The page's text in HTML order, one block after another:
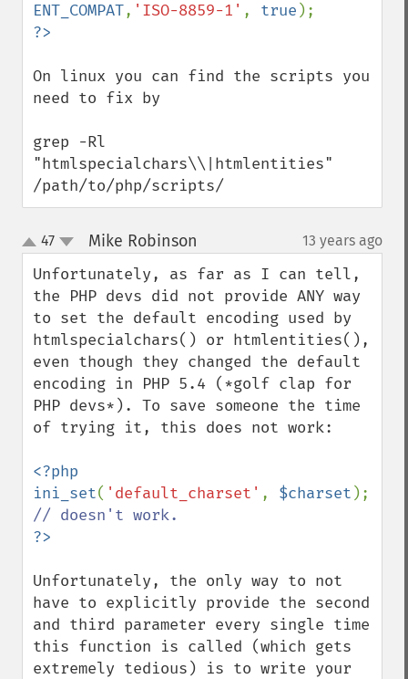
ENT_COMPAT, 'ISO-8859-1' , true
?>
On linux you can find the scripts you
need to fix by
grep -Rl
"htmlspecialchars\\|htmlentities"
/path/to/php/scripts/
up
down
47 Mike Robinson 13 years ago
Unfortunately, as far as I can tell,
the PHP devs did not provide ANY way
to set the default encoding used by
htmlspecialchars() or htmlentities(),
even though they changed the default
encoding in PHP 5.4 (*golf clap for
PHP devs*). To save someone the time
of trying it, this does not work:
<?php
ini_set( 'default_charset' , $charset
Unfortunately, the only way to not
have to explicitly provide the second
and third parameter every single time
this function is called (which gets
extremely tedious) is to write your